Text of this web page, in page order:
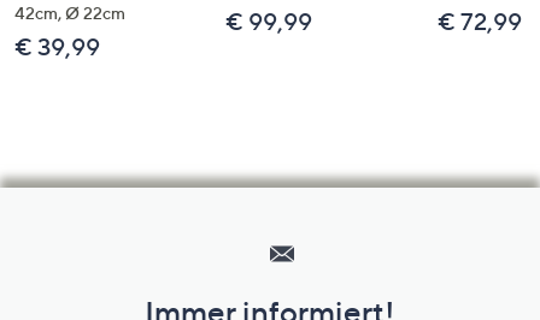
42cm, Ø 22cm
€ 39,99
€ 99,99 € 72,99
Immer informiert!